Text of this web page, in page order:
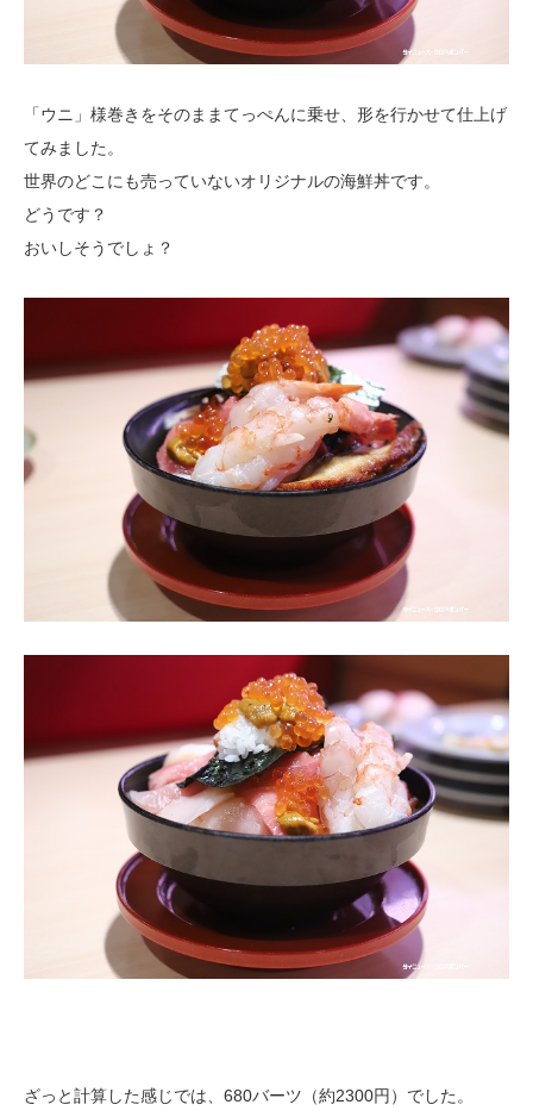
「ウニ」様巻きをそのままてっぺんに乗せ、形を行かせて仕上げ
てみました。
世界のどこにも売っていないオリジナルの海鮮丼です。
どうです？
おいしそうでしょ？
ざっと計算した感じでは、680バーツ（約2300円）でした。